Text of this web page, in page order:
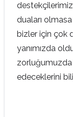
duaları
bizler için çok
yanımızda
edeceklerini